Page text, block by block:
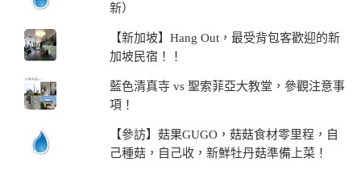
新）
【新加坡】Hang Out，最受背包客歡迎的新
加坡民宿！！
藍色清真寺 vs 聖索菲亞大教堂，參觀注意事
項！
【參訪】菇果GUGO，菇菇食材零里程，自
己種菇，自己收，新鮮牡丹菇準備上菜！